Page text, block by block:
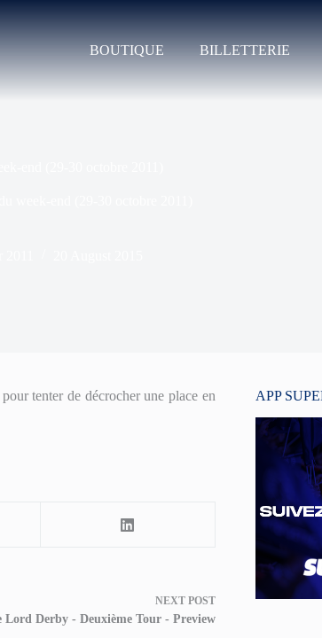
BOUTIQUE BILLETTERIE
tenter de décrocher une place en
NEXT POST
Lord Derby - Deuxième Tour - Preview
APP